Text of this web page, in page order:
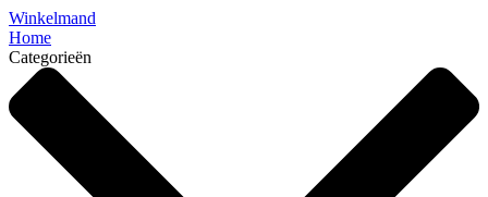
Winkelmand
Home
Categorieën